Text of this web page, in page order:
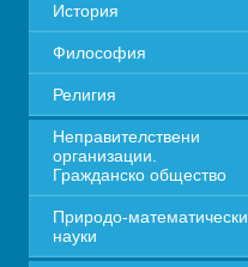
История
Философия
Религия
Неправителствени
организации.
Гражданско общество
Природо-математически
науки